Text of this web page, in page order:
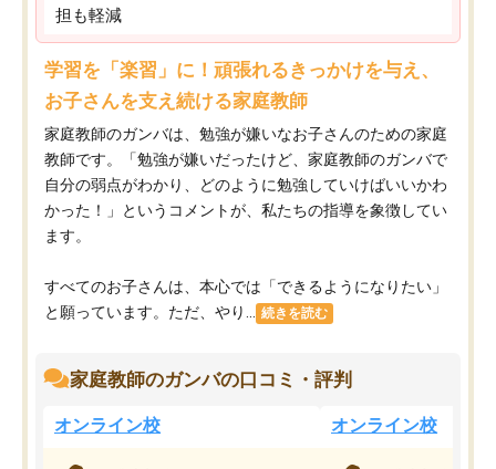
担も軽減
学習を「楽習」に！頑張れるきっかけを与え、
お子さんを支え続ける家庭教師
家庭教師のガンバは、勉強が嫌いなお子さんのための家庭
教師です。「勉強が嫌いだったけど、家庭教師のガンバで
自分の弱点がわかり、どのように勉強していけばいいかわ
かった！」というコメントが、私たちの指導を象徴してい
ます。
すべてのお子さんは、本心では「できるようになりたい」
と願っています。ただ、やり...
続きを読む
家庭教師のガンバの口コミ・評判
オンライン校 オンライン校